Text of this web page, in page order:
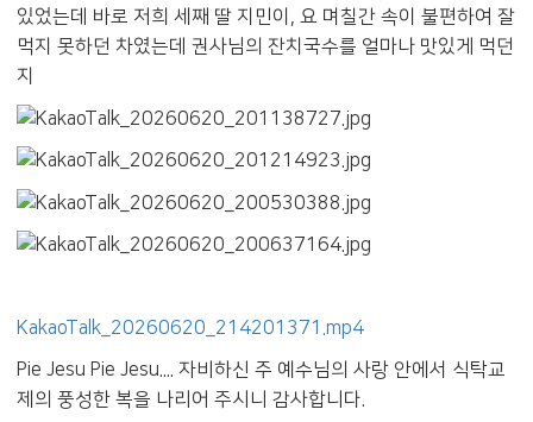
있었는데 바로 저희 세째 딸 지민이, 요 며칠간 속이 불편하여 잘
먹지 못하던 차였는데 권사님의 잔치국수를 얼마나 맛있게 먹던
지
KakaoTalk_20260620_214201371.mp4
Pie Jesu Pie Jesu.... 자비하신 주 예수님의 사랑 안에서 식탁교
제의 풍성한 복을 나리어 주시니 감사합니다.